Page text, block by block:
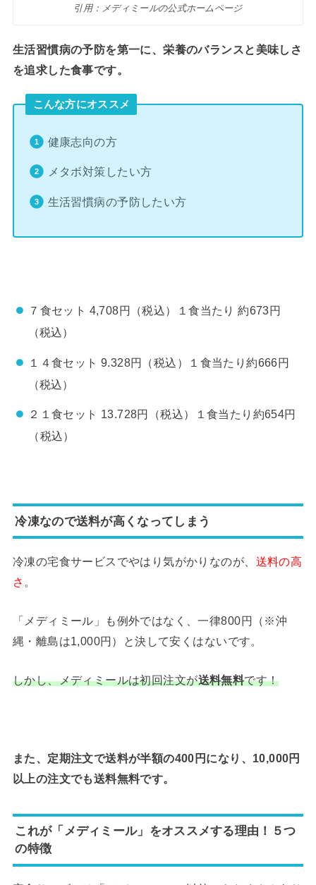
引用：メディミールの公式ホームページ
生活習慣病の予防を第一に、栄養のバランスと美味しさ
を追求した食事です。
こんな方にオススメ
健康志向の方
メタボ対策したい方
生活習慣病の予防したい方
７食セット 4,708円（税込）１食当たり 約673円
（税込）
１４食セット 9.328円（税込）１食当たり約666円
（税込）
２１食セット 13.728円（税込）１食当たり約654円
（税込）
冷凍なので送料が高くなってしまう
冷凍の宅食サービスでやはり気がかりなのが、 送料の高
さ 。
「メディミール」も例外ではなく、一律800円（※沖
縄・離島は1,000円）と決して安くはないです。
しかし、メディミールは初回注文が送料無料です！
また、定期注文で送料が半額の400円になり、10,000円
以上の注文でも送料無料です。
これが「メディミール」をオススメする理由！５つ
の特徴